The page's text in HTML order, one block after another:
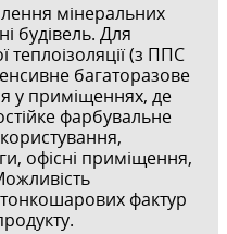
мінеральних
будівель. Для
(з ППС
багаторазове
у приміщеннях, де
фарбувальне
офісні приміщення,
фактур